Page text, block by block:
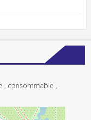
, consommable ,